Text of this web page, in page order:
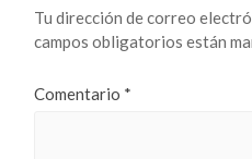
Tu dirección de correo
campos obligatorios están
Comentario *